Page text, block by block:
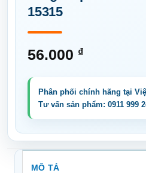
15315
56.000 ₫
MÔ TẢ